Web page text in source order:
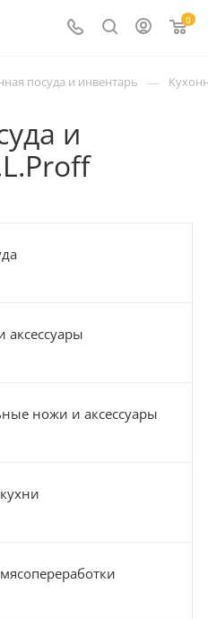
0
посуда и инвентарь —
и
аксессуары
ножи и аксессуары